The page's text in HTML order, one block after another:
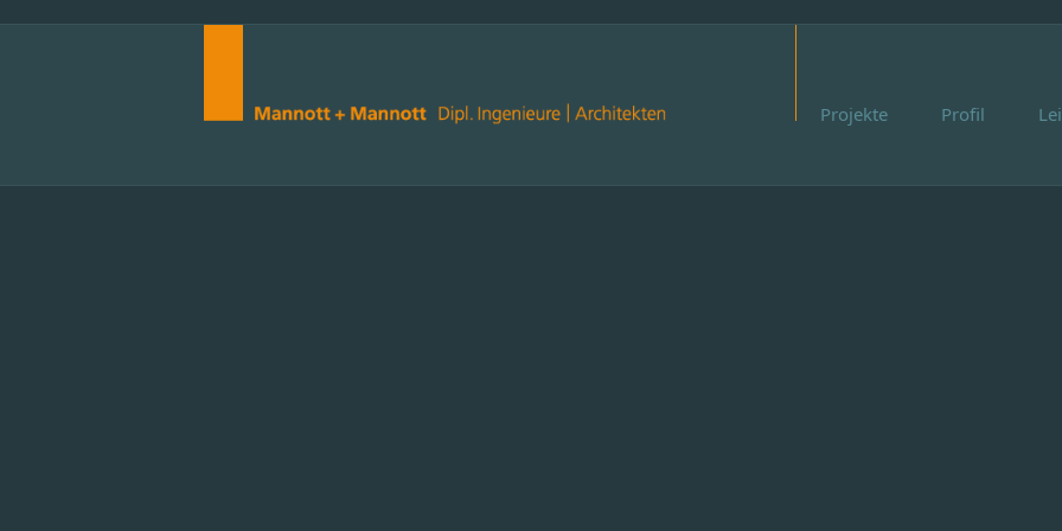
Projekte Profil